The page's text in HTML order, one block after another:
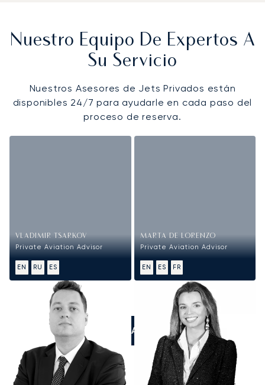
Nuestro Equipo De Expertos A
Su Servicio
Nuestros Asesores de Jets Privados están
disponibles 24/7 para ayudarle en cada paso del
proceso de reserva.
VLADIMIR TSARKOV
Private Aviation Advisor
EN RU ES
MARTA DE LORENZO
Private Aviation Advisor
EN ES FR
LLÁMANOS